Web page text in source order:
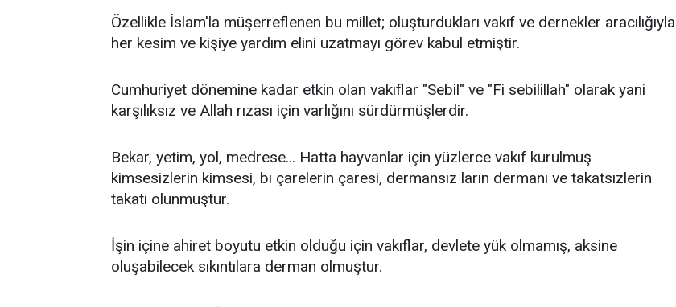
Özellikle İslam'la müşerreflenen bu millet; oluşturdukları vakıf ve dernekler aracılığıyla
her kesim ve kişiye yardım elini uzatmayı görev kabul etmiştir.
Cumhuriyet dönemine kadar etkin olan vakıflar "Sebil" ve "Fi sebilillah" olarak yani
karşılıksız ve Allah rızası için varlığını sürdürmüşlerdir.
Bekar, yetim, yol, medrese... Hatta hayvanlar için yüzlerce vakıf kurulmuş
kimsesizlerin kimsesi, bı çarelerin çaresi, dermansız ların dermanı ve takatsızlerin
takati olunmuştur.
İşin içine ahiret boyutu etkin olduğu için vakıflar, devlete yük olmamış, aksine
oluşabilecek sıkıntılara derman olmuştur.